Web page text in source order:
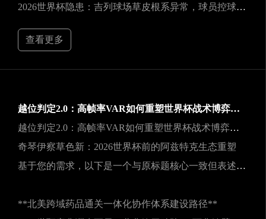
2026世界杯隐患：吉列球场草皮根系异常，球员控球可能严重失准
查看更多
越位判定2.0：高帧率VAR如何重塑世界杯战术博弈规则
越位判定2.0：高帧率VAR如何重塑世界杯战术博弈规则
奇琴伊察草色新：2026世界杯前的阿兹特克生态重塑
基于您的需求，以下是一个与原标题核心一致但表述不同的新标题：
**北美跨域药品通关一体化协作体系建设路径**